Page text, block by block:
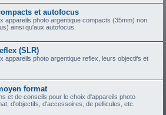
et autofocus
appareils photo argentique compacts (35mm) non
ainsi qu'aux autofocus.
(SLR)
appareils photo argentique reflex, leurs objectifs et
format
et de conseils pour le choix d'appareils photo
d'objectifs, d'accessoires, de pellicules, etc.